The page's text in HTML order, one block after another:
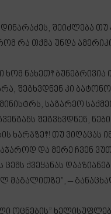
შეიძლება
რა თქმა უნდა
ნახეთ? ბუნებრივია
შეგხვდნენ კი
საგარეო
შეგვხვდნენ,
თუ ვიღაცას
და მერე ჩვენ
ქვეყანას
მაგალითზე”, –
ოცნების”